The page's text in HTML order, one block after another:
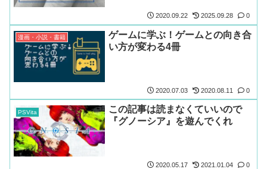
2020.09.22 2025.09.28 0
漫画・小説・書籍
ゲームに学ぶ！ゲームとの向き合
い方が変わる4冊
2020.07.03 2020.08.11 0
PSVita
この記事は読まなくていいので
『グノーシア』を遊んでくれ
2020.05.17 2021.01.04 0